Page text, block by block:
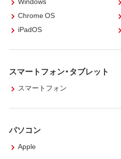
Chrome OS
iPadOS
スマートフォン・タブレット
スマートフォン
パソコン
Apple